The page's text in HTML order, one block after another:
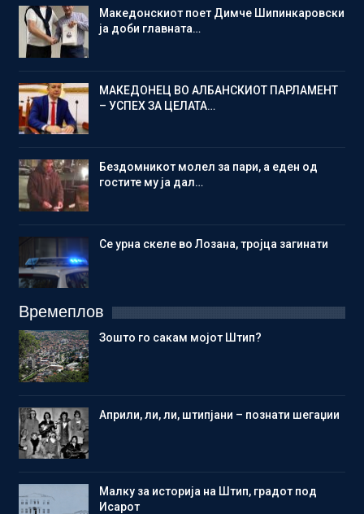
Македонскиот поет Димче Шипинкаровски
ја доби главната…
МАКЕДОНЕЦ ВО АЛБАНСКИОТ ПАРЛАМЕНТ
– УСПЕХ ЗА ЦЕЛАТА…
Бездомникот молел за пари, а еден од
гостите му ја дал…
Се урна скеле во Лозана, тројца загинати
Времеплов
Зошто го сакам мојот Штип?
Aприли, ли, ли, штипјани – познати шегаџии
Малку за историја на Штип, градот под
Исарот